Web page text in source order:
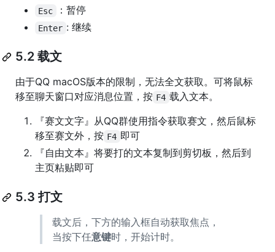
Esc ：暂停
Enter : 继续
5.2 载文
由于QQ macOS版本的限制，无法全文获取。可将鼠标
移至聊天窗口对应消息位置，按 F4 载入文本。
『赛文文字』从QQ群使用指令获取赛文，然后鼠标
移至赛文外，按 F4 即可
『自由文本』将要打的文本复制到剪切板，然后到
主页粘贴即可
5.3 打文
载文后，下方的输入框自动获取焦点，
当按下任意键时，开始计时。